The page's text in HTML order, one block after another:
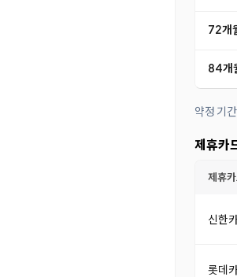
72개
84개
약정 기
제휴카
제휴
신한
롯데